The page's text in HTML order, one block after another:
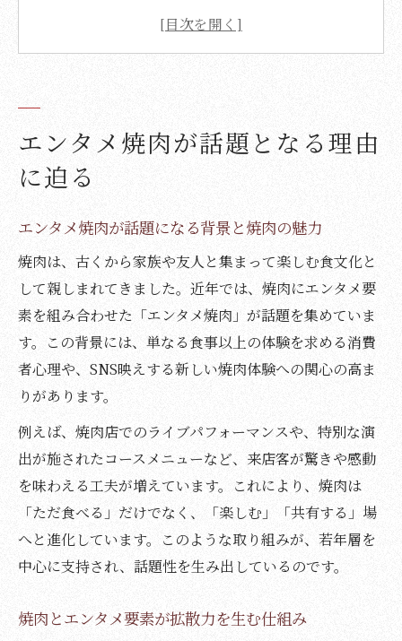
焼肉ブームの裏にある演出型エンタメの実
面白い焼肉屋で体感するエンタメ体験
面白い焼肉屋が提供する新感覚エンタメ体
焼肉パフォーマンスが生み出す場の盛り上
肉ビルに代表される話題焼肉店の仕掛けと
は
焼肉エンタメイベントが顧客に与える印象
SNS映えする焼肉体験のリアルな楽しみ方
焼肉を楽しむ新たなトレンドの波
焼肉の新トレンドとしてのエンタメ要素拡
大
焼肉イベントが若者に広がる理由を考察
エンタメ焼肉のブームと話題化のメカニズ
焼肉文化が進化する最新の楽しみ方とは
エンタメ焼肉が話題となる理由
に迫る
エンタメ焼肉が話題になる背景と焼肉の魅力
焼肉は、古くから家族や友人と集まって楽しむ食文化と
して親しまれてきました。近年では、焼肉にエンタメ要
素を組み合わせた「エンタメ焼肉」が話題を集めていま
す。この背景には、単なる食事以上の体験を求める消費
者心理や、SNS映えする新しい焼肉体験への関心の高ま
りがあります。
例えば、焼肉店でのライブパフォーマンスや、特別な演
出が施されたコースメニューなど、来店客が驚きや感動
を味わえる工夫が増えています。これにより、焼肉は
「ただ食べる」だけでなく、「楽しむ」「共有する」場
へと進化しています。このような取り組みが、若年層を
中心に支持され、話題性を生み出しているのです。
焼肉とエンタメ要素が拡散力を生む仕組み